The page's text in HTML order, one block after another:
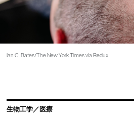
Ian C. Bates/The New York Times via Redux
生物工学／医療